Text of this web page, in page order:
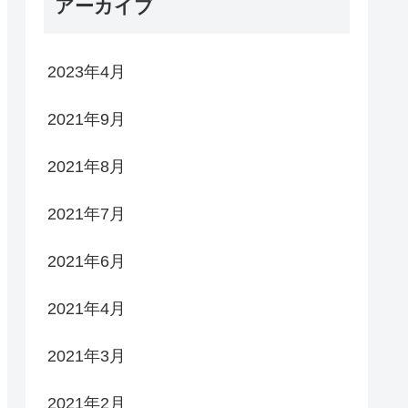
アーカイブ
2023年4月
2021年9月
2021年8月
2021年7月
2021年6月
2021年4月
2021年3月
2021年2月